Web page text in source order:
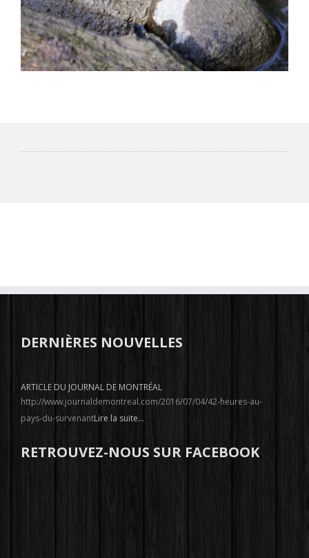
DERNIÈRES NOUVELLES
ARTICLE DU JOURNAL DE MONTRÉAL
http://www.journaldemontreal.com/2016/07/04/42-heures-au-
pays-du-survenantLire la suite...
RETROUVEZ-NOUS SUR FACEBOOK